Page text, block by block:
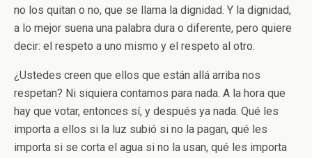
no los quitan o no, que se llama la dignidad. Y la dignidad,
a lo mejor suena una palabra dura o diferente, pero quiere
decir: el respeto a uno mismo y el respeto al otro.
¿Ustedes creen que ellos que están allá arriba nos
respetan? Ni siquiera contamos para nada. A la hora que
hay que votar, entonces sí, y después ya nada. Qué les
importa a ellos si la luz subió si no la pagan, qué les
importa si se corta el agua si no la usan, qué les importa